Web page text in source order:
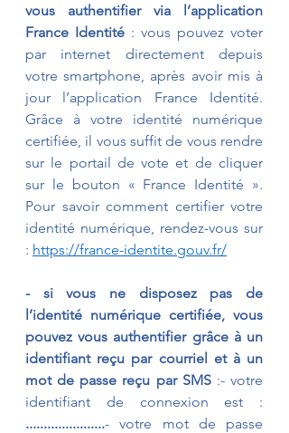
vous authentifier via l’application
France Identité : vous pouvez voter
par internet directement depuis
votre smartphone, après avoir mis à
jour l’application France Identité.
Grâce à votre identité numérique
certifiée, il vous suffit de vous rendre
sur le portail de vote et de cliquer
sur le bouton « France Identité ».
Pour savoir comment certifier votre
identité numérique, rendez-vous sur
: https://france-identite.gouv.fr/
- si vous ne disposez pas de
l’identité numérique certifiée, vous
pouvez vous authentifier grâce à un
identifiant reçu par courriel et à un
mot de passe reçu par SMS :- votre
......................- votre mot de passe